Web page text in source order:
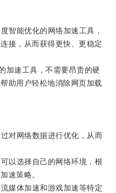
能优化的网络加速工具，
接，从而获得更快、更稳定
速工具，不需要昂贵的硬
助用户轻松地消除网页加载
网络数据进行优化，从而
选择自己的网络环境，根
速策略。
体加速和游戏加速等特定